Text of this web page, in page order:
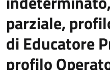
parziale,
di Educatore
profilo